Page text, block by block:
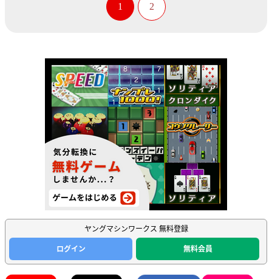
1 2
ヤングマシンワークス 無料登録
ログイン
無料会員